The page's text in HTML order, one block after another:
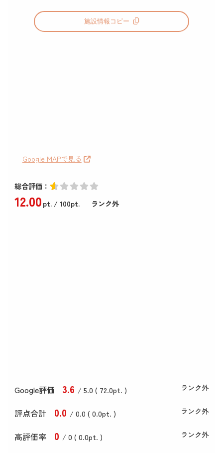
施設情報コピー
Google MAPで見る
総合評価：
12.00pt./ 100pt. ランク外
Google評価 3.6 / 5.0 ( 72.0pt. ) ランク外
評点合計 0.0 / 0.0 ( 0.0pt. ) ランク外
高評価率 0 / 0 ( 0.0pt. ) ランク外